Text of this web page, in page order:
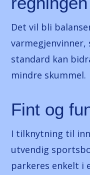
Det vil bli
standard kan
mindre skummel.
Fint og
I tilknytning til
utvendig
parkeres enkelt i